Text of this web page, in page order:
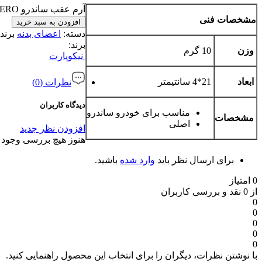
مشخصات فنی
وزن
ابعاد
مشخصات
مناسب برای خودرو ساندرو
اصلی
آرم عقب ساندرو SANDERO عدد
افزودن به سبد خرید
دسته: اعضای بدنه
برند:
نیکوپارت
نظرات (0)
دیدگاه کاربران
افزودن نظر جدید
هنوز هیچ بررسی وجود
برای ارسال نظر باید وارد شده باشید.
0 امتیاز
از 0 نقد و بررسی کاربران
0
0
0
0
0
با نوشتن نظرات، دیگران را برای انتخاب این محصول راهنمایی کنید.